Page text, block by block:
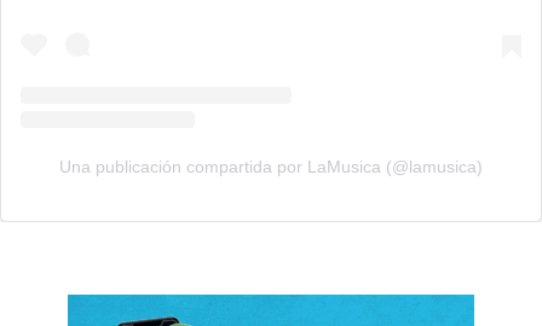
Una publicación compartida por LaMusica (@lamusica)